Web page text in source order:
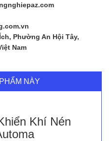
Phường An Hội Tây,
Nam
NÀY
Khí Nén